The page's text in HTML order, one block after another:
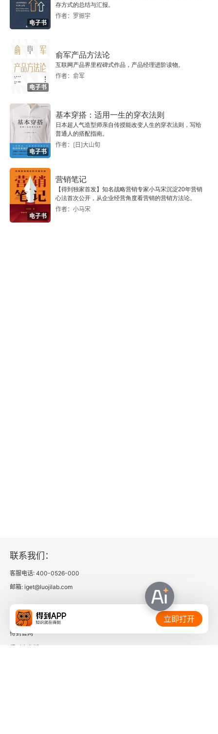
5.4 对象窗口
本章Eviews实战技巧
第6章 序列
6.1 什么是序列？
6.3 序列窗口的工具栏
6.4 数值代码与Valmap
本章Eviews实战技巧
第7章 组
7.1 创建组
第3篇 截面数据
第10章 截面数据的图形工具
10.1 实战案例：基金经理特征分析
10.2 单个序列的图形工具
电子书
存方式的总结与汇报。
作者：罗振宇
电子书
俞军产品方法论
互联网产品界里程碑式作品，产品经理进阶读物。
作者：俞军
电子书
基本穿搭：适用一生的穿衣法则
日本超人气造型师亲自传授能改变人生的穿衣法则，写给
普通人的搭配指南。
作者：[日]大山旬
电子书
营销笔记
【得到独家首发】知名战略营销专家小马宋沉淀20年营销
心法首次公开，从企业经营角度看营销的营销方法论。
作者：小马宋
联系我们：
客服电话: 400-0526-000
邮箱: iget@luojilab.com
相关链接：
得到官网
立即打开